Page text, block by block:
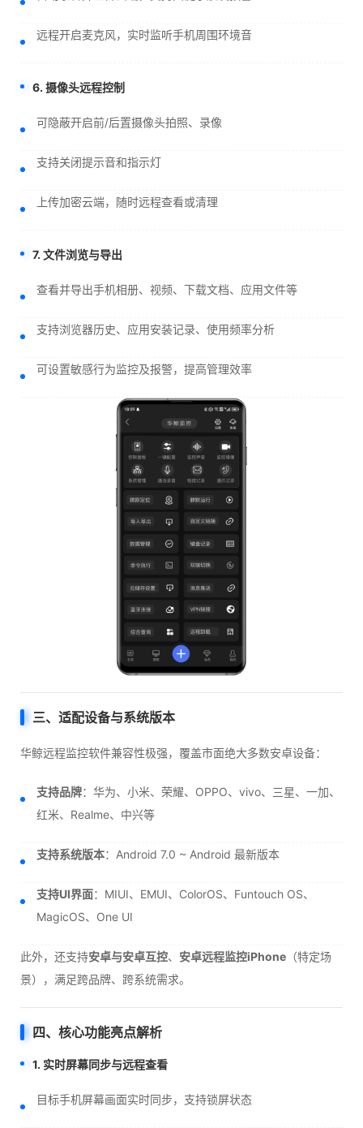
远程开启麦克风，实时监听手机周围环境音
6. 摄像头远程控制
可隐蔽开启前/后置摄像头拍照、录像
支持关闭提示音和指示灯
上传加密云端，随时远程查看或清理
7. 文件浏览与导出
查看并导出手机相册、视频、下载文档、应用文件等
支持浏览器历史、应用安装记录、使用频率分析
可设置敏感行为监控及报警，提高管理效率
三、适配设备与系统版本
华鲸远程监控软件兼容性极强，覆盖市面绝大多数安卓设备：
支持品牌：华为、小米、荣耀、OPPO、vivo、三星、一加、
红米、Realme、中兴等
支持系统版本：Android 7.0 ~ Android 最新版本
支持UI界面：MIUI、EMUI、ColorOS、Funtouch OS、
MagicOS、One UI
此外，还支持安卓与安卓互控、 安卓远程监控iPhone （特定场
景），满足跨品牌、跨系统需求。
四、核心功能亮点解析
1. 实时屏幕同步与远程查看
目标手机屏幕画面实时同步，支持锁屏状态